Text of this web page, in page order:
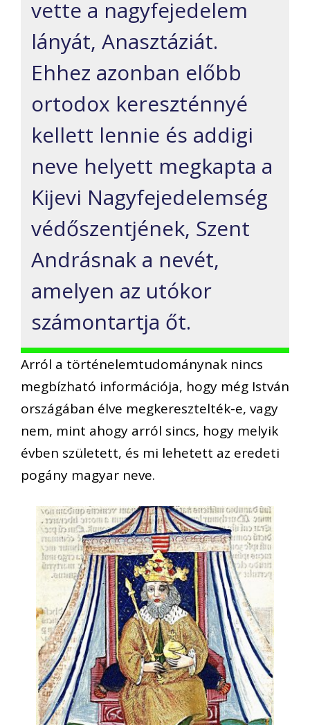
vette a nagyfejedelem
lányát, Anasztáziát.
Ehhez azonban előbb
ortodox kereszténnyé
kellett lennie és addigi
neve helyett megkapta a
Kijevi Nagyfejedelemség
védőszentjének, Szent
Andrásnak a nevét,
amelyen az utókor
számontartja őt.
Arról a történelemtudománynak nincs
megbízható információja, hogy még István
országában élve megkeresztelték-e, vagy
nem, mint ahogy arról sincs, hogy melyik
évben született, és mi lehetett az eredeti
pogány magyar neve.